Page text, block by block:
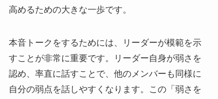
高めるための大きな一歩です。
本音トークをするためには、リーダーが模範を示
すことが非常に重要です。リーダー自身が弱さを
認め、率直に話すことで、他のメンバーも同様に
自分の弱点を話しやすくなります。この「弱さを